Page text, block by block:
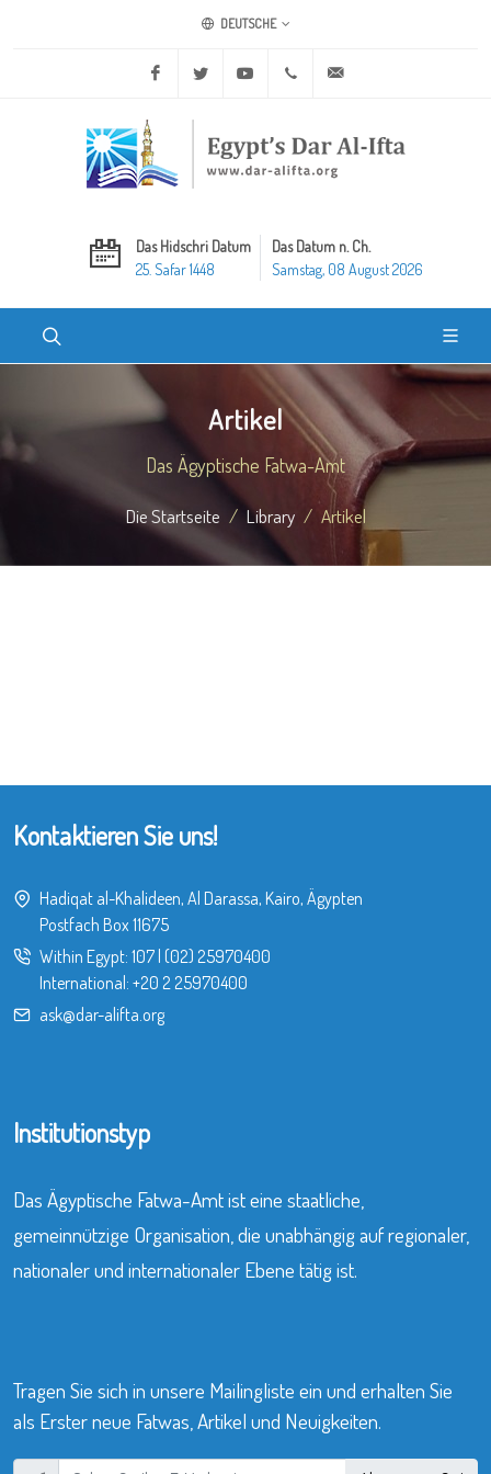
DEUTSCHE
Facebook Twitter Youtube +20 2 25970400
Das Hidschri Datum
25. Safar 1448
Das Datum n. Ch.
Samstag, 08 August 2026
Artikel
Das Ägyptische Fatwa-Amt
Die Startseite Library Artikel
Kontaktieren Sie uns!
Hadiqat al-Khalideen, Al Darassa, Kairo, Ägypten
Postfach Box 11675
Within Egypt: 107 (02) 25970400
International: +20 2 25970400
ask@dar-alifta.org
Institutionstyp
Das Ägyptische Fatwa-Amt ist eine staatliche,
gemeinnützige Organisation, die unabhängig auf regionaler,
nationaler und internationaler Ebene tätig ist.
Tragen Sie sich in unsere Mailingliste ein und erhalten Sie
als Erster neue Fatwas, Artikel und Neuigkeiten.